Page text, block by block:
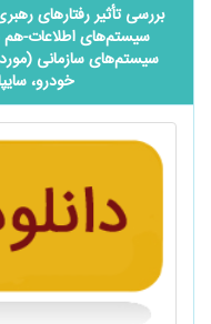
بررسی تأثیر رفتارهای
سیستم‌های اطلاعات-
سیستم‌های سازمانی
خودرو،